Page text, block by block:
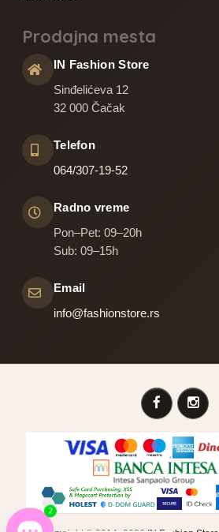
Prodajna mesta
IN Fashion Store
Sinđelićeva 12
32 000 Čačak
Telefon
064/307-19-52
Radno vreme
Pon–Pet: 09–20h
Sub: 09–15h
Email
info@fashionstore.rs
Open
chaty
2